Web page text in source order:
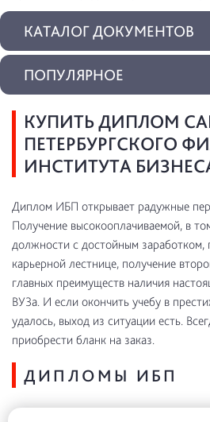
КАТАЛОГ ДОКУМЕНТОВ
КУПИТЬ ДИПЛОМ
ПЕТЕРБУРГСКОГО
ИНСТИТУТА
Диплом ИБП открывает радужные
Получение высокооплачиваемой, в
должности с достойным заработком,
карьерной лестнице, получение
главных преимуществ наличия
ВУЗа. И если окончить учебу в
удалось, выход из ситуации есть.
приобрести бланк на заказ.
ДИПЛОМЫ ИБП
ПОПУЛЯРНОЕ